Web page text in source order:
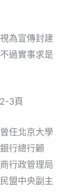
為宣傳封建
過實事求是
3頁
任北京大學
行總行顧
行政管理局
盟中央副主